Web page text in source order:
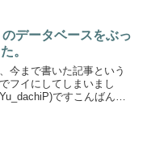
データベースをぶっ
。
今まで書いた記事という
フイにしてしまいまし
ですこんばん